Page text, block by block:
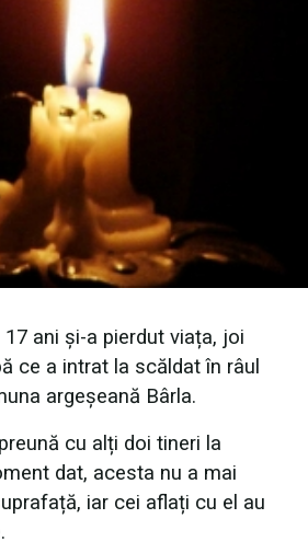
ani și-a pierdut viața, joi
ce a intrat la scăldat în râul
argeșeană Bârla.
cu alți doi tineri la
dat, acesta nu a mai
iar cei aflați cu el au